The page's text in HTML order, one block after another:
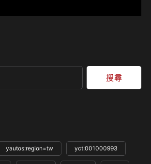
搜尋
yautos:region=tw yct:001000993